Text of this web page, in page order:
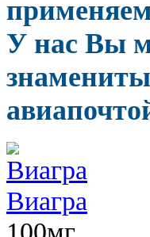
У нас Вы
Виагра